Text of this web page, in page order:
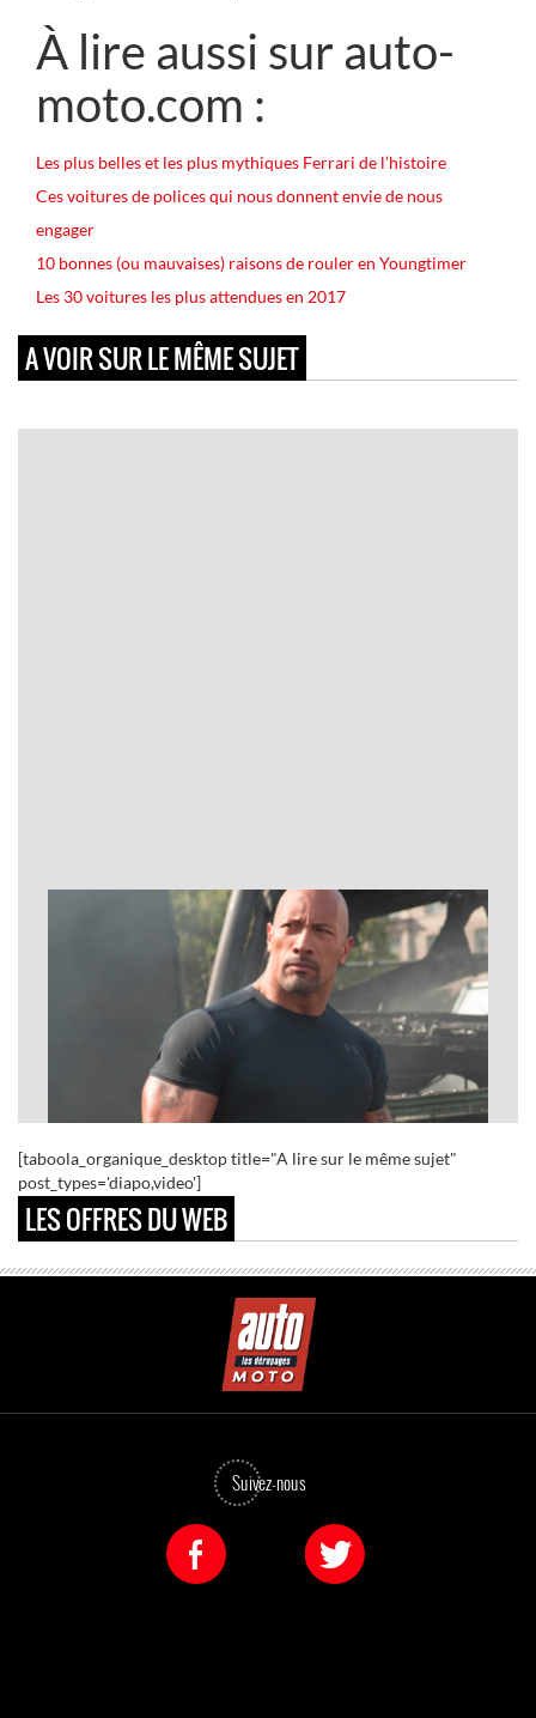
À lire aussi sur auto-
moto.com :
Les plus belles et les plus mythiques Ferrari de l’histoire
Ces voitures de polices qui nous donnent envie de nous
engager
10 bonnes (ou mauvaises) raisons de rouler en Youngtimer
Les 30 voitures les plus attendues en 2017
A VOIR SUR LE MÊME SUJET
Top 30 des concept-cars les plus fous
Next
[taboola_organique_desktop title="A lire sur le même sujet"
post_types='diapo,video']
LES OFFRES DU WEB
Suivez-nous